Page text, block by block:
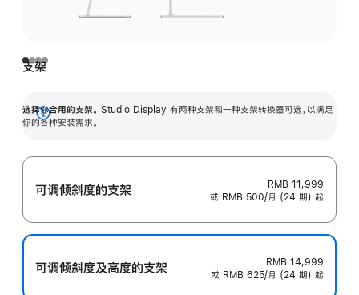
支架
选择你合用的支架。 Studio Display 有两种支架和一种支架转换器可选，以满足
你的各种安装需求。
展
可调倾斜度的支架
RMB 11,999
或 RMB 500/月 (24 期) 起
可调倾斜度及高‍度的支‍架
RMB 14,999
或 RMB 625/月 (24 期) 起